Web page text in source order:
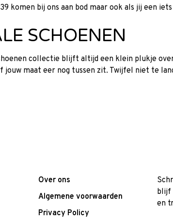
komen bij ons aan bod maar ook als jij een
SCHOENEN
collectie blijft altijd een klein plukje
jouw maat eer nog tussen zit. Twijfel niet te
Over ons
Algemene voorwaarden
Privacy Policy
blijf
en